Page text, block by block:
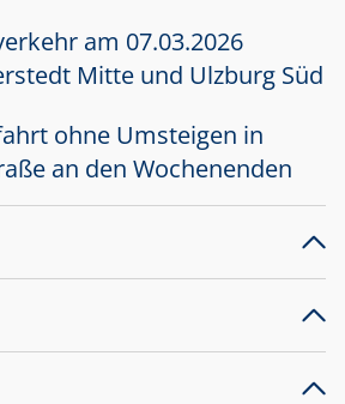
am 07.03.2026
Mitte und Ulzburg Süd
ohne Umsteigen in
an den Wochenenden
Bauarbeiten am
der Bahnstraße in